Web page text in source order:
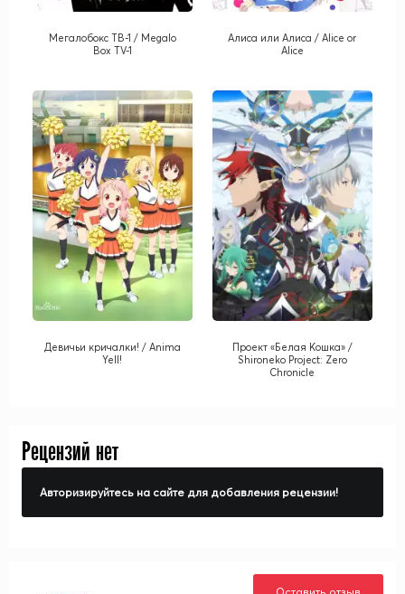
Мегалобокс ТВ-1 / Megalo
Box TV-1
Алиса или Алиса / Alice or
Alice
Девичьи кричалки! / Anima
Yell!
Проект «Белая Кошка» /
Shironeko Project: Zero
Chronicle
Рецензий нет
Авторизируйтесь на сайте для добавления рецензии!